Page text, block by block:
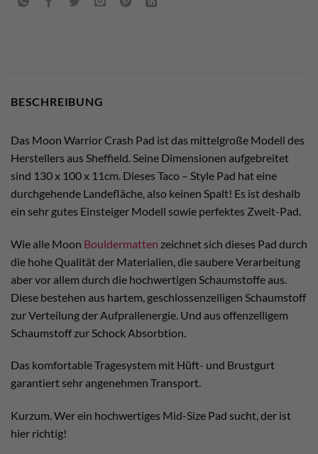
BESCHREIBUNG
Das Moon Warrior Crash Pad ist das mittelgroße Modell des
Herstellers aus Sheffield. Seine Dimensionen aufgebreitet
sind 130 x 100 x 11cm. Dieses Taco – Style Pad hat eine
durchgehende Landefläche, also keinen Spalt! Es ist deshalb
ein sehr gutes Einsteiger Modell sowie perfektes Zweit-Pad.
Wie alle Moon Bouldermatten zeichnet sich dieses Pad durch
die hohe Qualität der Materialien, die saubere Verarbeitung
aber vor allem durch die hochwertigen Schaumstoffe aus.
Diese bestehen aus hartem, geschlossenzelligen Schaumstoff
zur Verteilung der Aufprallenergie. Und aus offenzelligem
Schaumstoff zur Schock Absorbtion.
Das komfortable Tragesystem mit Hüft- und Brustgurt
garantiert sehr angenehmen Transport.
Kurzum. Wer ein hochwertiges Mid-Size Pad sucht, der ist
hier richtig!